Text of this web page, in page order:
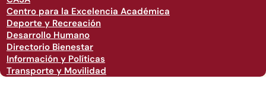
Centro para la Excelencia Académica
Deporte y Recreación
Desarrollo Humano
Directorio Bienestar
Información y Políticas
Transporte y Movilidad